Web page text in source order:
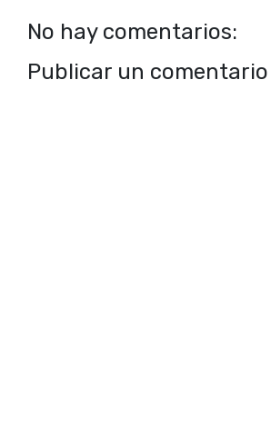
No hay comentarios:
Publicar un comentario